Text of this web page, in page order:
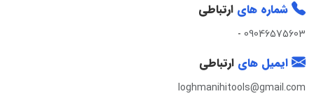
شماره های ارتباطی
09046575603
-
ایمیل های ارتباطی
loghmanihitools@gmail.com